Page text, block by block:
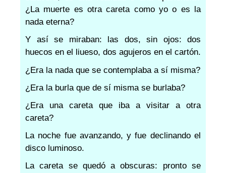
¿La muerte es otra careta como yo o es la
nada eterna?
Y así se miraban: las dos, sin ojos: dos
huecos en el liueso, dos agujeros en el cartón.
¿Era la nada que se contemplaba a sí misma?
¿Era la burla que de sí misma se burlaba?
¿Era una careta que iba a visitar a otra
careta?
La noche fue avanzando, y fue declinando el
disco luminoso.
La careta se quedó a obscuras: pronto se